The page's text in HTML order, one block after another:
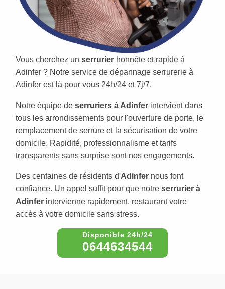
Vous cherchez un serrurier honnête et rapide à
Adinfer ? Notre service de dépannage serrurerie à
Adinfer est là pour vous 24h/24 et 7j/7.
Notre équipe de serruriers à Adinfer intervient dans
tous les arrondissements pour l'ouverture de porte, le
remplacement de serrure et la sécurisation de votre
domicile. Rapidité, professionnalisme et tarifs
transparents sans surprise sont nos engagements.
Des centaines de résidents d'Adinfer nous font
confiance. Un appel suffit pour que notre serrurier à
Adinfer intervienne rapidement, restaurant votre
accès à votre domicile sans stress.
0644634544